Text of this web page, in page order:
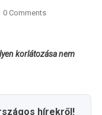
0 Comments
korlátozása nem
hírekről!